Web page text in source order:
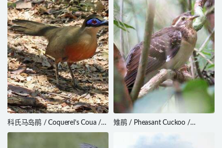
科氏马岛鹃 / Coquerel’s Coua /
Coua coquereli
雉鹃 / Pheasant Cuckoo /